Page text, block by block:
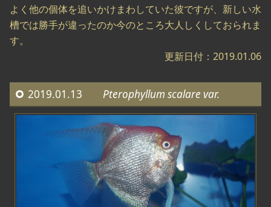
よく他の個体を追いかけまわしていた彼ですが、新しい水
槽では勝手が違ったのか今のところ大人しくしておられま
す。
更新日付：2019.01.06
2019.01.13 Pterophyllum scalare var.